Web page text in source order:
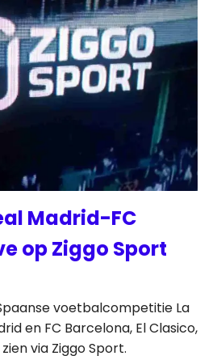
Madrid-FC
op Ziggo Sport
voetbalcompetitie La
en FC Barcelona, El Clasico,
via Ziggo Sport.